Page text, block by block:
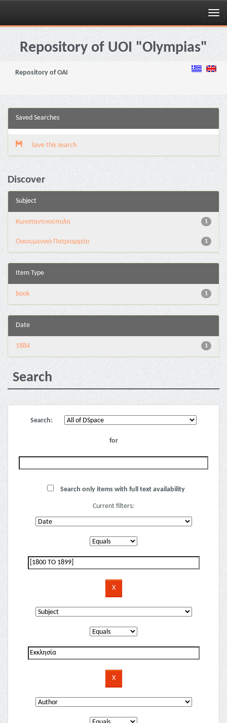
Skip
navigationRepository of UOI "Olympias"
Repository of OAI
Saved Searches
Save this search
Discover
Subject
1
Κωνσταντινούπολη
1
Οικουμενικό Πατριαρχείο
Item Type
1
book
Date
1
1884
Search
Search:
for
Search only items with full text availability
Current filters: